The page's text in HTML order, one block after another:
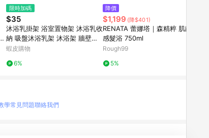
限時加碼
$35
沐浴乳掛架 浴室置物架 沐浴乳收
納 吸盤沐浴乳架 沐浴架 牆壁置
物架 洗髮精架 沐浴乳掛勾 浴室
蝦皮購物
6%
降價
$1,199 (降$401)
RENATA 蕾娜塔｜森精粹 肌能水
感髮浴 750ml
Rough99
5%
學常見問題聯絡我們